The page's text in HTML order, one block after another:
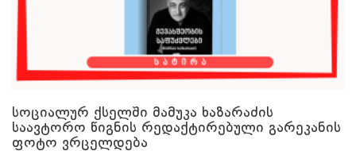
სოციალურ ქსელში მამუკა ხაზარაძის
საავტორო წიგნის რედაქტირებული გარეკანის
ფოტო ვრცელდება